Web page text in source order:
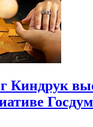
Киндрук